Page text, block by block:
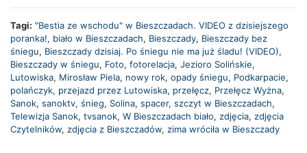
Tagi: "Bestia ze wschodu" w Bieszczadach. VIDEO z dzisiejszego
poranka!, biało w Bieszczadach, Bieszczady, Bieszczady bez
śniegu, Bieszczady dzisiaj. Po śniegu nie ma już śladu! (VIDEO),
Bieszczady w śniegu, Foto, fotorelacja, Jezioro Solińskie,
Lutowiska, Mirosław Piela, nowy rok, opady śniegu, Podkarpacie,
polańczyk, przejazd przez Lutowiska, przełęcz, Przełęcz Wyżna,
Sanok, sanoktv, śnieg, Solina, spacer, szczyt w Bieszczadach,
Telewizja Sanok, tvsanok, W Bieszczadach biało, zdjęcia, zdjęcia
Czytelników, zdjęcia z Bieszczadów, zima wróciła w Bieszczady